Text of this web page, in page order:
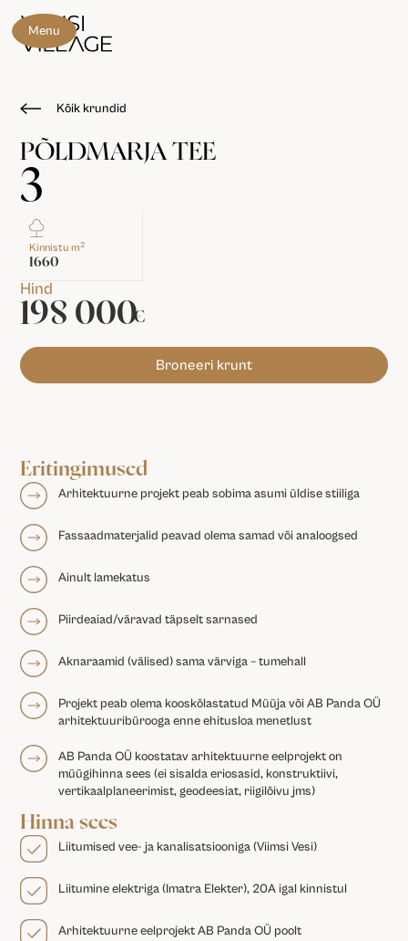
Menu
Kõik krundid
PÕLDMARJA TEE
3
Kinnistu m2
1660
Hind
198 000€
Broneeri krunt
Eritingimused
Arhitektuurne projekt peab sobima asumi üldise stiiliga
Fassaadmaterjalid peavad olema samad või analoogsed
Ainult lamekatus
Piirdeaiad/väravad täpselt sarnased
Aknaraamid (välised) sama värviga – tumehall
Projekt peab olema kooskõlastatud Müüja või AB Panda OÜ
arhitektuuribürooga enne ehitusloa menetlust
AB Panda OÜ koostatav arhitektuurne eelprojekt on
müügihinna sees (ei sisalda eriosasid, konstruktiivi,
vertikaalplaneerimist, geodeesiat, riigilõivu jms)
Hinna sees
Liitumised vee- ja kanalisatsiooniga (Viimsi Vesi)
Liitumine elektriga (Imatra Elekter), 20A igal kinnistul
Arhitektuurne eelprojekt AB Panda OÜ poolt